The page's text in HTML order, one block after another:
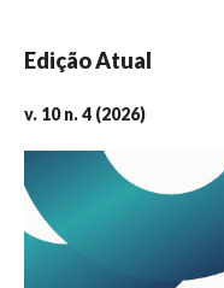
Edição Atual
v. 10 n. 4 (2026)